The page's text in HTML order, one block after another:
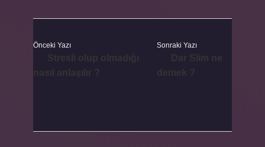
Önceki Yazı Sonraki Yazı